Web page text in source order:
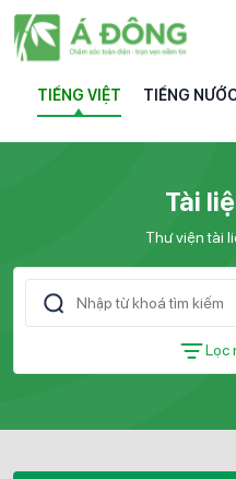
TIẾNG VIỆT TIẾNG
Tài
Thư viện tài
Lọc